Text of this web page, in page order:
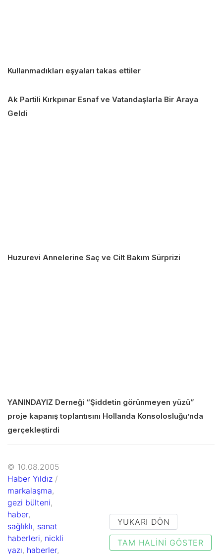
Kullanmadıkları eşyaları takas ettiler
Ak Partili Kırkpınar Esnaf ve Vatandaşlarla Bir Araya
Geldi
Huzurevi Annelerine Saç ve Cilt Bakım Sürprizi
YANINDAYIZ Derneği “Şiddetin görünmeyen yüzü”
proje kapanış toplantısını Hollanda Konsolosluğu’nda
gerçekleştirdi
© 10.08.2005
Haber Yıldız /
markalaşma,
gezi bülteni,
haber,
sağlıklı, sanat
haberleri, nickli
yazı, haberler,
YUKARI DÖN
TAM HALINI GÖSTER